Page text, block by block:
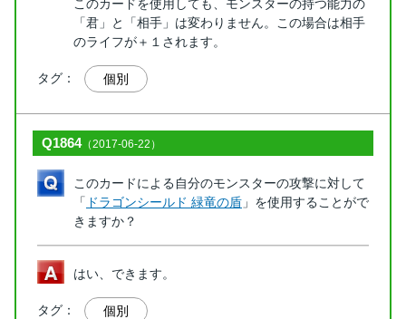
このカードを使用しても、モンスターの持つ能力の
「君」と「相手」は変わりません。この場合は相手
のライフが＋１されます。
タグ： 個別
Q1864（2017-06-22）
このカードによる自分のモンスターの攻撃に対して
「 ドラゴンシールド 緑竜の盾 」を使用することがで
きますか？
はい、できます。
タグ： 個別